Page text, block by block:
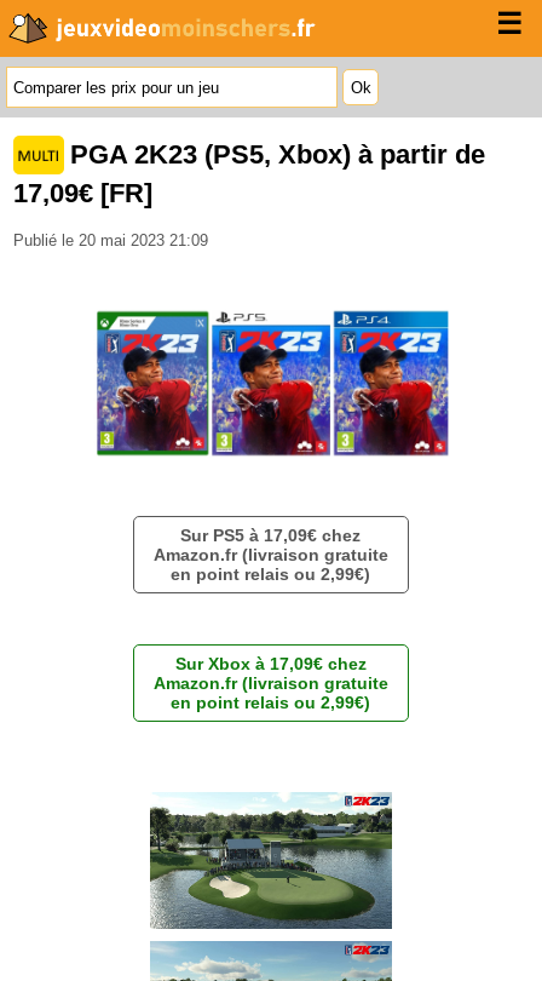
☰
PGA 2K23 (PS5, Xbox) à partir de
17,09€ [FR]
Publié le 20 mai 2023 21:09
Sur PS5 à 17,09€ chez
Amazon.fr (livraison gratuite
en point relais ou 2,99€)
Sur Xbox à 17,09€ chez
Amazon.fr (livraison gratuite
en point relais ou 2,99€)